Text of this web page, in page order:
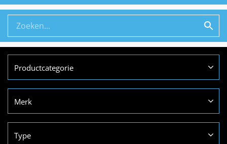
Productcategorie
Merk
Type